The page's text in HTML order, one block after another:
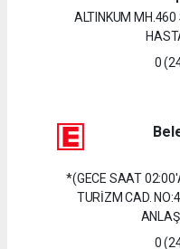
ALTINKUM MH.460
0
*(GECE SAAT
TURİZM CAD.
0